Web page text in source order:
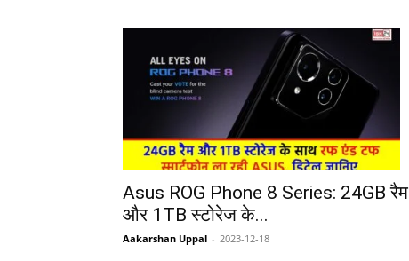
Asus ROG Phone 8 Series: 24GB रैम
और 1TB स्टोरेज के...
Aakarshan Uppal - 2023-12-18